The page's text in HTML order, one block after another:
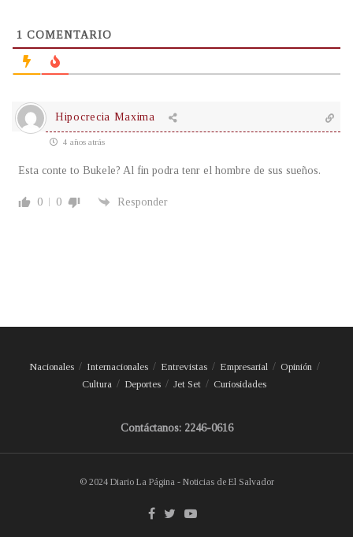
1 COMENTARIO
Hipocrecia Maxima
4 años atrás
Esta conte to Bukele? Al fin podra tenr el hombre de sus sueños.
0 0 Responder
Nacionales Internacionales Entrevistas Empresarial
Opinión
Cultura
Deportes Jet Set Curiosidades
Contáctanos: 2246-0616
© 2024 Diario La Página - Noticias de El Salvador